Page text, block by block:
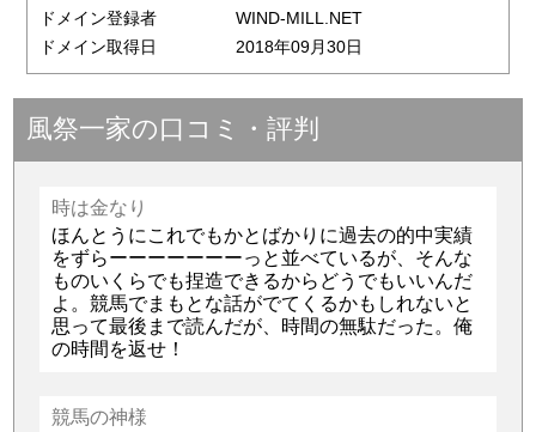
ドメイン登録者
WIND-MILL.NET
ドメイン取得日
2018年09月30日
風祭一家の口コミ・評判
時は金なり
ほんとうにこれでもかとばかりに過去の的中実績
をずらーーーーーーーっと並べているが、そんな
ものいくらでも捏造できるからどうでもいいんだ
よ。競馬でまもとな話がでてくるかもしれないと
思って最後まで読んだが、時間の無駄だった。俺
の時間を返せ！
競馬の神様